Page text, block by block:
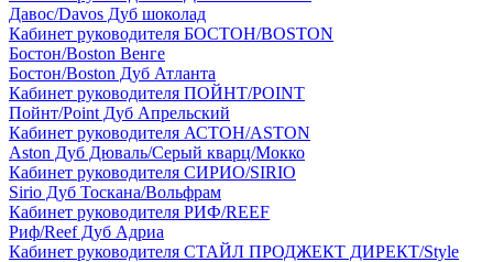
Давос/Davos Дуб шоколад
Кабинет руководителя БОСТОН/BOSTON
Бостон/Boston Венге
Бостон/Boston Дуб Атланта
Кабинет руководителя ПОЙНТ/POINT
Пойнт/Point Дуб Апрельский
Кабинет руководителя АСТОН/ASTON
Aston Дуб Дюваль/Серый кварц/Мокко
Кабинет руководителя СИРИО/SIRIO
Sirio Дуб Тоскана/Вольфрам
Кабинет руководителя РИФ/REEF
Риф/Reef Дуб Адриа
Кабинет руководителя СТАЙЛ ПРОДЖЕКТ ДИРЕКТ/Style